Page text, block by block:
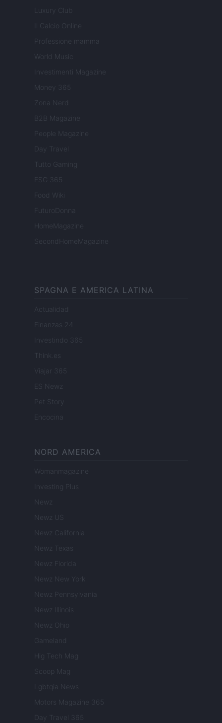
Luxury Club
Il Calcio Online
Professione mamma
World Music
Investimenti Magazine
Money 365
Zona Nerd
B2B Magazine
People Magazine
Day Travel
Tutto Gaming
ESG 365
Food Wiki
FuturoDonna
HomeMagazine
SecondHomeMagazine
SPAGNA E AMERICA LATINA
Actualidad
Finanzas 24
Investindo 365
Think.es
Viajar 365
ES Newz
Pet Story
Encocina
NORD AMERICA
Womanmagazine
Investing Plus
Newz
Newz US
Newz California
Newz Texas
Newz Florida
Newz New York
Newz Pennsylvania
Newz Illinois
Newz Ohio
Gameland
Hig Tech Mag
Scoop Mag
Lgbtqia News
Motors Magazine 365
Day Travel 365